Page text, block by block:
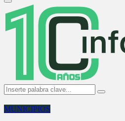
Primary
Menu
Search
for:
Search
MUNICIPIOS